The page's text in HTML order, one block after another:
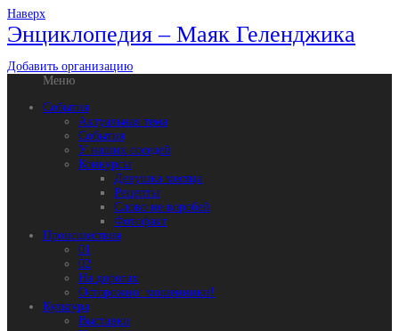
Наверх
Энциклопедия – Маяк Геленджика
Добавить организацию
Меню
События
Актуальная тема
События
У наших соседей
Конкурсы
Девушка месяца
Рецепты
Слово не воробей
Фотофакт
Происшествия
01
02
На дорогах
Осторожно: мошенники!
Культура
Выставки